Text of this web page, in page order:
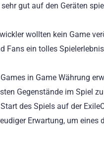
gut auf den Geräten
wollten kein Game
Fans ein tolles
in Game Währung
Gegenstände im Spiel
des Spiels auf der
Erwartung, um eines